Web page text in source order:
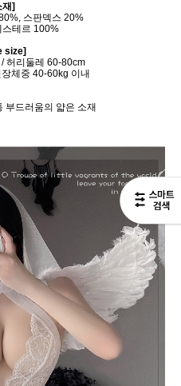
재]
스판덱스 20%
스테르 100%
size]
허리둘레 60-80cm
체중 40-60kg 이내
부드러움의 얇은 소재